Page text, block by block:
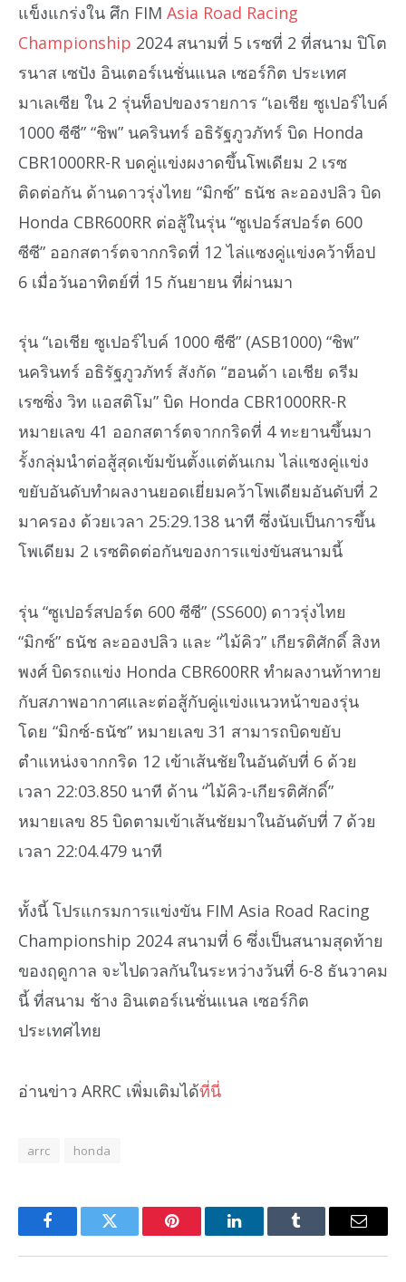
แข็งแกร่งใน ศึก FIM Asia Road Racing
Championship 2024 สนามที่ 5 เรซที่ 2 ที่สนาม ปิโต
รนาส เซปัง อินเตอร์เนชั่นแนล เซอร์กิต ประเทศ
มาเลเซีย ใน 2 รุ่นท็อปของรายการ “เอเชีย ซูเปอร์ไบค์
1000 ซีซี” “ชิพ” นครินทร์ อธิรัฐภูวภัทร์ บิด Honda
CBR1000RR-R บดคู่แข่งผงาดขึ้นโพเดียม 2 เรซ
ติดต่อกัน ด้านดาวรุ่งไทย “มิกซ์” ธนัช ละอองปลิว บิด
Honda CBR600RR ต่อสู้ในรุ่น “ซูเปอร์สปอร์ต 600
ซีซี” ออกสตาร์ตจากกริดที่ 12 ไล่แซงคู่แข่งคว้าท็อป
6 เมื่อวันอาทิตย์ที่ 15 กันยายน ที่ผ่านมา
รุ่น “เอเชีย ซูเปอร์ไบค์ 1000 ซีซี” (ASB1000) “ชิพ”
นครินทร์ อธิรัฐภูวภัทร์ สังกัด “ฮอนด้า เอเชีย ดรีม
เรซซิ่ง วิท แอสติโม” บิด Honda CBR1000RR-R
หมายเลข 41 ออกสตาร์ตจากกริดที่ 4 ทะยานขึ้นมา
รั้งกลุ่มนำต่อสู้สุดเข้มข้นตั้งแต่ต้นเกม ไล่แซงคู่แข่ง
ขยับอันดับทำผลงานยอดเยี่ยมคว้าโพเดียมอันดับที่ 2
มาครอง ด้วยเวลา 25:29.138 นาที ซึ่งนับเป็นการขึ้น
โพเดียม 2 เรซติดต่อกันของการแข่งขันสนามนี้
รุ่น “ซูเปอร์สปอร์ต 600 ซีซี” (SS600) ดาวรุ่งไทย
“มิกซ์” ธนัช ละอองปลิว และ “ไม้คิว” เกียรติศักดิ์ สิงห
พงศ์ บิดรถแข่ง Honda CBR600RR ทำผลงานท้าทาย
กับสภาพอากาศและต่อสู้กับคู่แข่งแนวหน้าของรุ่น
โดย “มิกซ์-ธนัช” หมายเลข 31 สามารถบิดขยับ
ตำแหน่งจากกริด 12 เข้าเส้นชัยในอันดับที่ 6 ด้วย
เวลา 22:03.850 นาที ด้าน “ไม้คิว-เกียรติศักดิ์”
หมายเลข 85 บิดตามเข้าเส้นชัยมาในอันดับที่ 7 ด้วย
เวลา 22:04.479 นาที
ทั้งนี้ โปรแกรมการแข่งขัน FIM Asia Road Racing
Championship 2024 สนามที่ 6 ซึ่งเป็นสนามสุดท้าย
ของฤดูกาล จะไปดวลกันในระหว่างวันที่ 6-8 ธันวาคม
นี้ ที่สนาม ช้าง อินเตอร์เนชั่นแนล เซอร์กิต
ประเทศไทย
อ่านข่าว ARRC เพิ่มเติมได้ที่นี่
arrc honda
FacebookTwitter Pinterest LinkedInTumblr Email